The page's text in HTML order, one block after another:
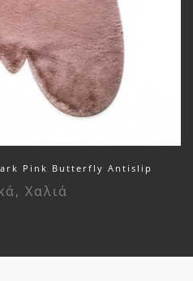
Pink Butterfly Antislip
, Χαλιά